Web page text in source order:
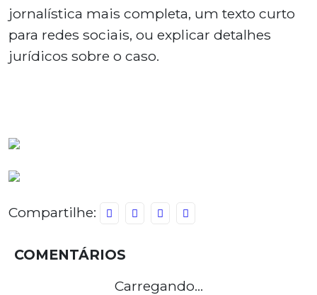
jornalística mais completa, um texto curto
para redes sociais, ou explicar detalhes
jurídicos sobre o caso.
Compartilhe:
COMENTÁRIOS
Carregando...